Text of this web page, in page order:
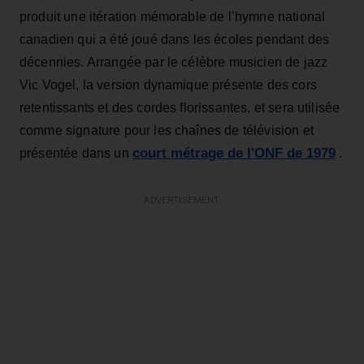
produit une itération mémorable de l’hymne national
canadien qui a été joué dans les écoles pendant des
décennies. Arrangée par le célèbre musicien de jazz
Vic Vogel, la version dynamique présente des cors
retentissants et des cordes florissantes, et sera utilisée
comme signature pour les chaînes de télévision et
présentée dans un court métrage de l'ONF de 1979.